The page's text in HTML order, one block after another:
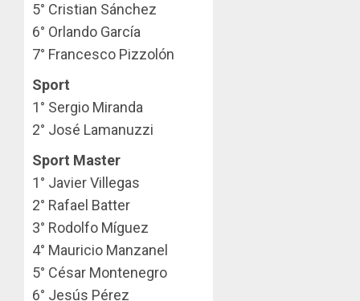
5° Cristian Sánchez⁣
6° Orlando García⁣
7° Francesco Pizzolón
Sport
1° Sergio Miranda⁣
2° José Lamanuzzi⁣
Sport Master
1° Javier Villegas⁣
2° Rafael Batter⁣
3° Rodolfo Míguez⁣
4° Mauricio Manzanel⁣
5° César Montenegro⁣
6° Jesús Pérez⁣